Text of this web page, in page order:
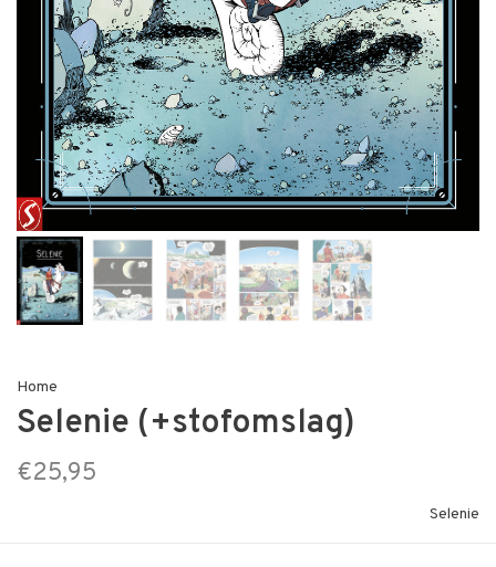
Home
Selenie (+stofomslag)
€25,95
Selenie